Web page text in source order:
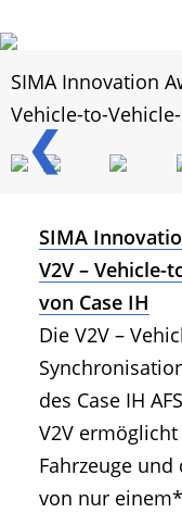
❮
SIMA Innovation
Vehicle-to-
SIMA
V2V – Vehicle-
von Case IH
Die V2V –
des Case IH
V2V
Fahrzeuge
von nur